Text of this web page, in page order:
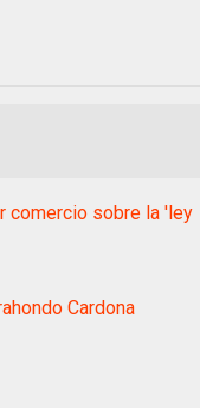
comercio sobre la 'ley
Cardona